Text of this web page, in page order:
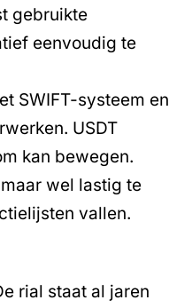
gebruikte
eenvoudig te
SWIFT-systeem en
USDT
kan bewegen.
wel lastig te
vallen.
rial staat al jaren